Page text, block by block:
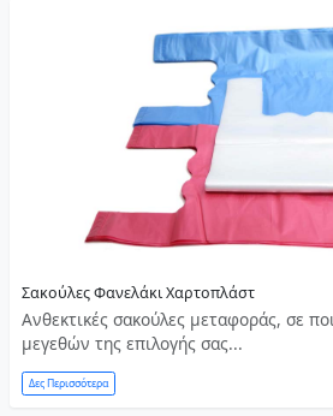
Σακούλες Φανελάκι Χαρτοπλάστ
Ανθεκτικές σακούλες μεταφοράς, σε
μεγεθών της επιλογής σας...
Δες Περισσότερα